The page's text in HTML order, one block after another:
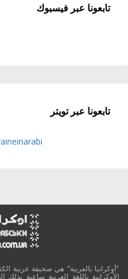
تابعونا عبر فيسبوك
تابعونا عبر تويتر
"أوكرانيا بالعربية" هي صحيفة عربية
الأوكرانية باللغة العربية ساعية